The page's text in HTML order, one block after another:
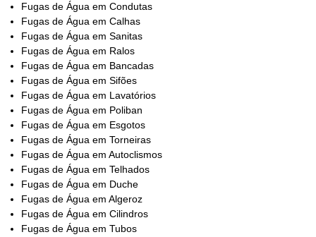
Fugas de Água em Condutas
Fugas de Água em Calhas
Fugas de Água em Sanitas
Fugas de Água em Ralos
Fugas de Água em Bancadas
Fugas de Água em Sifões
Fugas de Água em Lavatórios
Fugas de Água em Poliban
Fugas de Água em Esgotos
Fugas de Água em Torneiras
Fugas de Água em Autoclismos
Fugas de Água em Telhados
Fugas de Água em Duche
Fugas de Água em Algeroz
Fugas de Água em Cilindros
Fugas de Água em Tubos